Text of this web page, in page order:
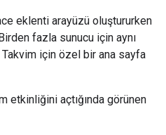
eklenti arayüzü oluştururken
fazla sunucu için aynı
için özel bir ana sayfa
etkinliğini açtığında görünen